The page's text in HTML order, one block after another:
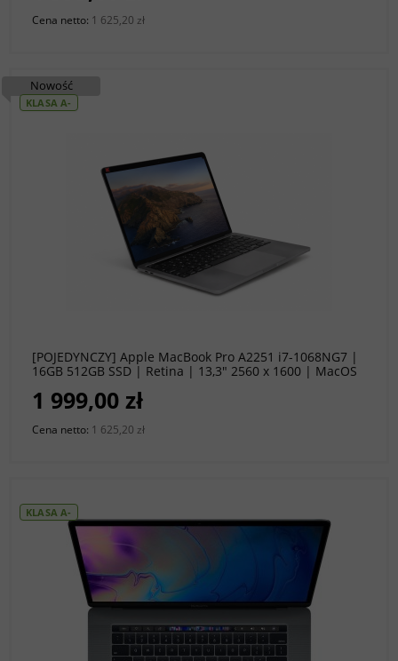
Cena netto: 1 625,20 zł
[POJEDYNCZY] Apple MacBook Pro A2251 i7-1068NG7 |
16GB 512GB SSD | Retina | 13,3" 2560 x 1600 | MacOS
1 999,00 zł
Cena netto: 1 625,20 zł
KLASA A-
Nowość
KLASA A-